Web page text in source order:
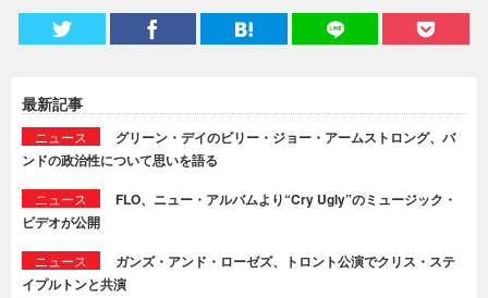
最新記事
ニュース
グリーン・デイのビリー・ジョー・アームストロング、バ
ンドの政治性について思いを語る
ニュース
FLO、ニュー・アルバムより“Cry Ugly”のミュージック・
ビデオが公開
ニュース
ガンズ・アンド・ローゼズ、トロント公演でクリス・ステ
イプルトンと共演